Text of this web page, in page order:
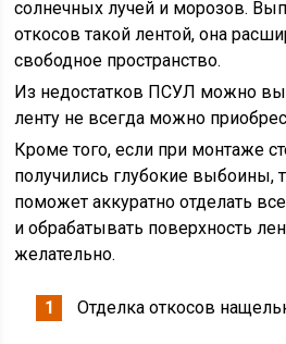
солнечных лучей и морозов.
откосов такой лентой, она
свободное пространство.
Из недостатков ПСУЛ можно
ленту не всегда можно
Кроме того, если при монтаже
получились глубокие выбоины,
поможет аккуратно отделать
и обрабатывать поверхность
желательно.
Отделка откосов